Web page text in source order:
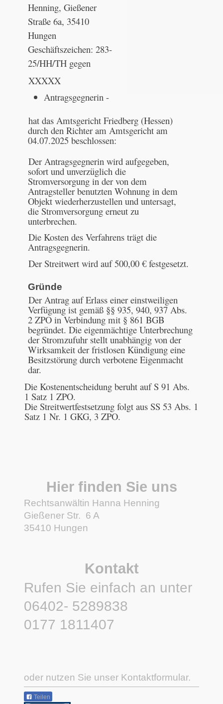
Henning, Gießener
Straße 6a, 35410
Hungen
Geschäftszeichen: 283-
25/HH/TH gegen
XXXXX
Antragsgegnerin -
hat das Amtsgericht Friedberg (Hessen)
durch den Richter am Amtsgericht am
04.07.2025 beschlossen:
Der Antragsgegnerin wird aufgegeben,
sofort und unverzüglich die
Stromversorgung in der von dem
Antragsteller benutzten Wohnung in dem
Objekt wiederherzustellen und untersagt,
die Stromversorgung erneut zu
unterbrechen.
Die Kosten des Verfahrens trägt die
Antragsgegnerin.
Der Streitwert wird auf 500,00 € festgesetzt.
Gründe
Der Antrag auf Erlass einer einstweiligen
Verfügung ist gemäß §§ 935, 940, 937 Abs.
2 ZPO in Verbindung mit § 861 BGB
begründet. Die eigenmächtige Unterbrechung
der Stromzufuhr stellt unabhängig von der
Wirksamkeit der fristlosen Kündigung eine
Besitzstörung durch verbotene Eigenmacht
dar.
Die Kostenentscheidung beruht auf S 91 Abs.
1 Satz 1 ZPO.
Die Streitwertfestsetzung folgt aus SS 53 Abs. 1
Satz 1 Nr. 1 GKG, 3 ZPO.
Hier finden Sie uns
Rechtsanwältin Hanna Henning
Gießener Str. 6 A
35410 Hungen
Kontakt
Rufen Sie einfach an unter
06402- 5289838
0177 1811407
oder nutzen Sie unser Kontaktformular.
Teilen